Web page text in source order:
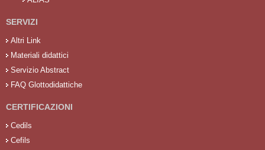
SERVIZI
Altri Link
Materiali didattici
Servizio Abstract
FAQ Glottodidattiche
CERTIFICAZIONI
Cedils
Cefils